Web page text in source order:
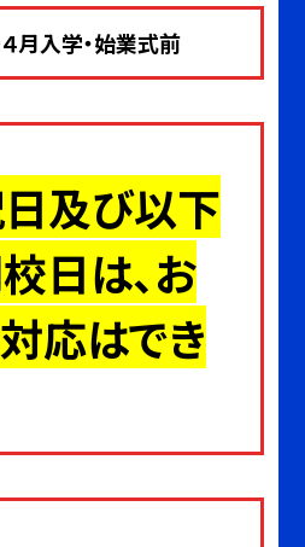
月入学・始業式前
及び以下
日は、お
応はでき